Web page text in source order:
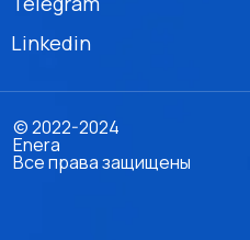
Linkedin
© 2022-2024
Enera
Все права защищены